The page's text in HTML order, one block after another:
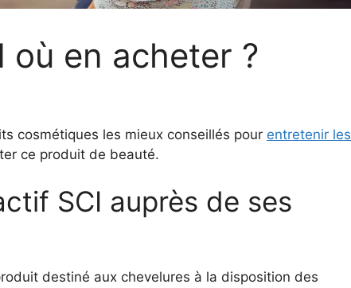
où en acheter ?
cosmétiques les mieux conseillés pour entretenir les
ce produit de beauté.
SCI auprès de ses
destiné aux chevelures à la disposition des